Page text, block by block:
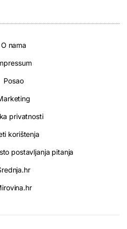
O nama
Posao
privatnosti
korištenja
postavljanja pitanja